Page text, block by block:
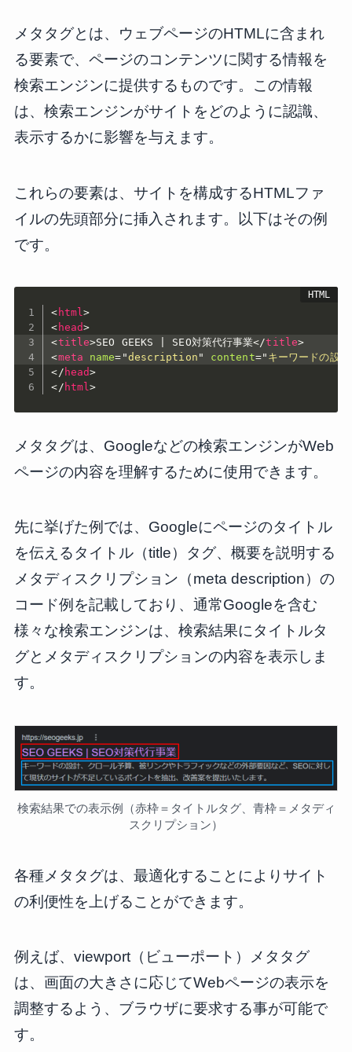
メタタグとは、ウェブページのHTMLに含まれ
る要素で、ページのコンテンツに関する情報を
検索エンジンに提供するものです。この情報
は、検索エンジンがサイトをどのように認識、
表示するかに影響を与えます。
これらの要素は、サイトを構成するHTMLファ
イルの先頭部分に挿入されます。以下はその例
です。
< html>
< head>
<title>SEO GEEKS | SEO対策代行事業</title>
<meta name= "description " content=" キーワードの設
</ head>
</ html>
メタタグは、Googleなどの検索エンジンがWeb
ページの内容を理解するために使用できます。
先に挙げた例では、Googleにページのタイトル
を伝えるタイトル（title）タグ、概要を説明する
メタディスクリプション（meta description）の
コード例を記載しており、通常Googleを含む
様々な検索エンジンは、検索結果にタイトルタ
グとメタディスクリプションの内容を表示しま
す。
検索結果での表示例（赤枠＝タイトルタグ、青枠＝メタディ
スクリプション）
各種メタタグは、最適化することによりサイト
の利便性を上げることができます。
例えば、viewport（ビューポート）メタタグ
は、画面の大きさに応じてWebページの表示を
調整するよう、ブラウザに要求する事が可能で
す。